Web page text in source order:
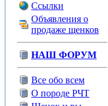
Ссылки
Объявления о
продаже щенков
НАШ ФОРУМ
Все обо всем
О породе РЧТ